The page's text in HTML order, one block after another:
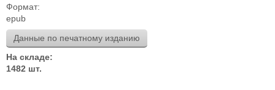
Формат:
epub
Данные по печатному изданию
На складе:
1482 шт.